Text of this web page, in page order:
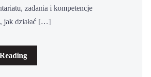
zadania i kompetencje
jak działać […]